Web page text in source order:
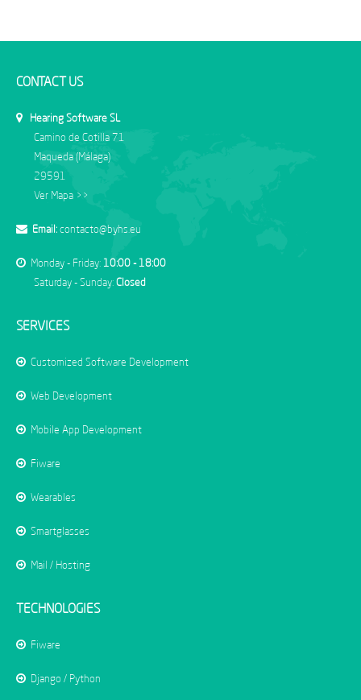
CONTACT US
Hearing Software SL
Camino de Cotilla 71
Maqueda (Málaga)
29591
Ver Mapa >>
Email: contacto@byhs.eu
Monday - Friday: 10:00 - 18:00
Saturday - Sunday: Closed
SERVICES
Customized Software Development
Web Development
Mobile App Development
Fiware
Wearables
Smartglasses
Mail / Hosting
TECHNOLOGIES
Fiware
Django / Python